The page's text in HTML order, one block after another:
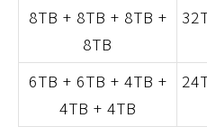
8TB + 8TB + 8TB +
8TB
6TB + 6TB + 4TB +
4TB + 4TB